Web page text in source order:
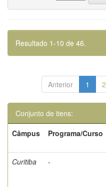
Resultado 1-10 de 46.
Anterior 1 2
Conjunto de itens:
Câmpus
Programa/Curso
Curitiba -